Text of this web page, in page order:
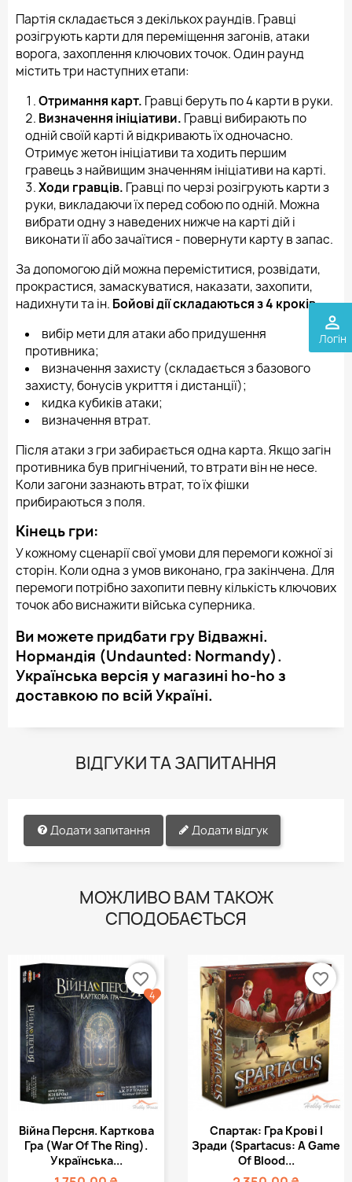
perm_identity
Логін
Партія складається з декількох раундів. Гравці
розігрують карти для переміщення загонів, атаки
ворога, захоплення ключових точок. Один раунд
містить три наступних етапи:
Отримання карт. Гравці беруть по 4 карти в руки.
Визначення ініціативи. Гравці вибирають по
одній своїй карті й відкривають їх одночасно.
Отримує жетон ініціативи та ходить першим
гравець з найвищим значенням ініціативи на карті.
Ходи гравців. Гравці по черзі розігрують карти з
руки, викладаючи їх перед собою по одній. Можна
вибрати одну з наведених нижче на карті дій і
виконати її або зачаїтися - повернути карту в запас.
За допомогою дій можна переміститися, розвідати,
прокрастися, замаскуватися, наказати, захопити,
надихнути та ін. Бойові дії складаються з 4 кроків:
вибір мети для атаки або придушення
противника;
визначення захисту (складається з базового
захисту, бонусів укриття і дистанції);
кидка кубиків атаки;
визначення втрат.
Після атаки з гри забирається одна карта. Якщо загін
противника був пригнічений, то втрати він не несе.
Коли загони зазнають втрат, то їх фішки
прибираються з поля.
Кінець гри:
У кожному сценарії свої умови для перемоги кожної зі
сторін. Коли одна з умов виконано, гра закінчена. Для
перемоги потрібно захопити певну кількість ключових
точок або виснажити війська суперника.
Ви можете придбати гру Відважні.
Нормандія (Undaunted: Normandy).
Українська версія у магазині ho-ho з
доставкою по всій Україні.
ВІДГУКИ ТА ЗАПИТАННЯ
Додати запитання Додати відгук
МОЖЛИВО ВАМ ТАКОЖ
СПОДОБАЄТЬСЯ
Війна Персня. Карткова
Гра (War Of The Ring).
Українська...
favorite_border
4
Спартак: Гра Крові І
Зради (Spartacus: A Game
Of Blood...
favorite_border